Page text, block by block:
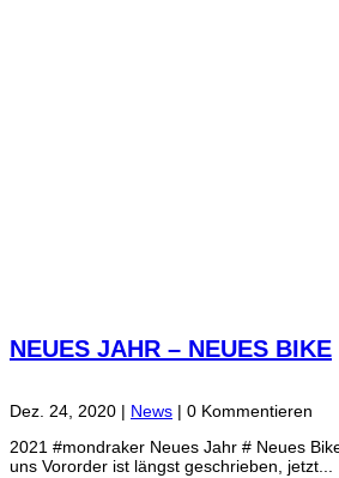
NEUES JAHR – NEUES BIKE
Dez. 24, 2020 | News | 0 Kommentieren
2021 #mondraker Neues Jahr # Neues
uns Vororder ist längst geschrieben, jetzt...